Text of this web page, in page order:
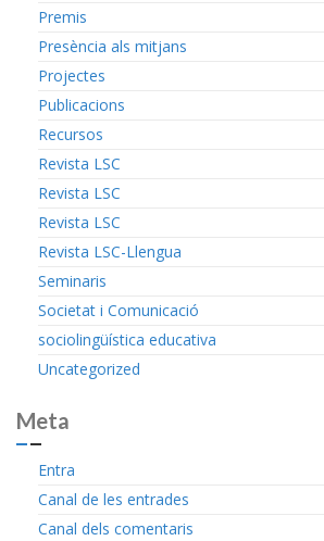
Premis
Presència als mitjans
Projectes
Publicacions
Recursos
Revista LSC
Revista LSC
Revista LSC
Revista LSC-Llengua
Seminaris
Societat i Comunicació
sociolingüística educativa
Uncategorized
Meta
Entra
Canal de les entrades
Canal dels comentaris